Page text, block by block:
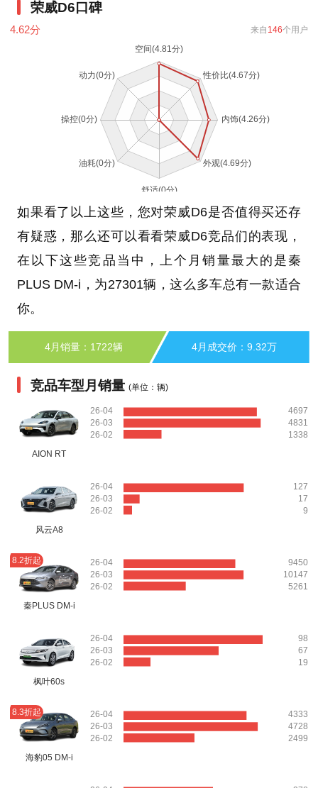
荣威D6口碑
4.62分 来自 146个用户
如果看了以上这些，您对荣威D6是否值得买还存
有疑惑，那么还可以看看荣威D6竞品们的表现，
在以下这些竞品当中，上个月销量最大的是秦
PLUS DM-i，为27301辆，这么多车总有一款适合
你。
4月销量：1722辆 4月成交价：9.32万
竞品车型月销量 (单位：辆)
AION RT
26-04
26-03
26-02
4697
4831
1338
风云A8
26-04
26-03
26-02
127
17
9
8.2折起
秦PLUS DM-i
26-04
26-03
26-02
9450
10147
5261
枫叶60s
26-04
26-03
26-02
98
67
19
8.3折起
海豹05 DM-i
26-04
26-03
26-02
4333
4728
2499